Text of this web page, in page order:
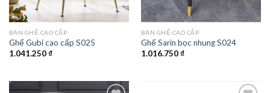
BÀN GHẾ CAO CẤP
Ghế Gubi cao cấp S025
1.041.250₫
BÀN GHẾ CAO CẤP
Ghế Sarin bọc nhung S024
1.016.750₫